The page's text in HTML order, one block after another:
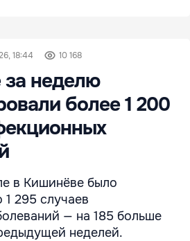
18:44 10 168
неделю
более 1 200
в Кишинёве было
1 295 случаев
— на 185 больше
неделей.